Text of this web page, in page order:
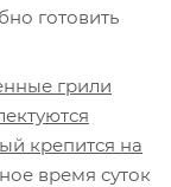
готовить
грили
крепится на
время суток